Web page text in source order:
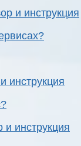
и инструкция
инструкция
и инструкция